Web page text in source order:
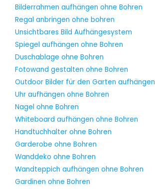
Bilderrahmen aufhängen ohne Bohren
Regal anbringen ohne bohren
Unsichtbares Bild Aufhängesystem
Spiegel aufhängen ohne Bohren
Duschablage ohne Bohren
Fotowand gestalten ohne Bohren
Outdoor Bilder für den Garten aufhängen
Uhr aufhängen ohne Bohren
Nagel ohne Bohren
Whiteboard aufhängen ohne Bohren
Handtuchhalter ohne Bohren
Garderobe ohne Bohren
Wanddeko ohne Bohren
Wandteppich aufhängen ohne Bohren
Gardinen ohne Bohren